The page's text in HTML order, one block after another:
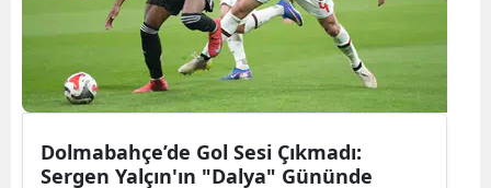
Dolmabahçe’de Gol Sesi Çıkmadı:
Sergen Yalçın'ın "Dalya" Gününde